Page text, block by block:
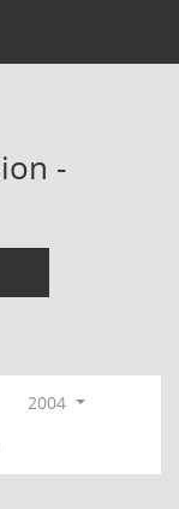
-
2004